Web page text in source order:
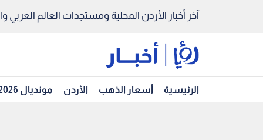
آخر أخبار الأردن المحلية ومستجدات العالم العربي
الرئيسية أسعار الذهب الأردن مونديال 2026